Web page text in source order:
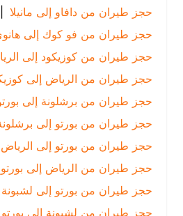
حجز طيران من دافاو إلى مانيلا |
حجز طيران من فو كوك إلى هانوي
|
حجز طيران من كوزيكود إلى الرياض
|
حجز طيران من الرياض إلى كوزيكود
|
حجز طيران من برشلونة إلى بورتو
|
حجز طيران من بورتو إلى برشلونة
|
حجز طيران من بورتو إلى الرياض
|
حجز طيران من الرياض إلى بورتو
|
حجز طيران من بورتو إلى لشبونة |
حجز طيران من لشبونة إلى بورتو
|